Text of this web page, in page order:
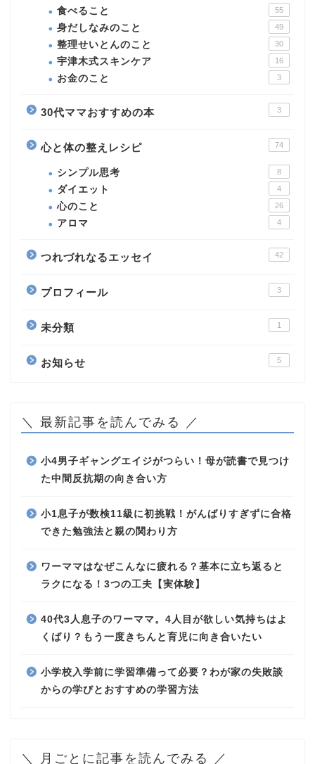
食べること 55
身だしなみのこと 49
整理せいとんのこと 30
宇津木式スキンケア 16
お金のこと 3
30代ママおすすめの本 3
心と体の整えレシピ 74
シンプル思考 8
ダイエット 4
心のこと 26
アロマ 4
つれづれなるエッセイ 42
プロフィール 3
未分類 1
お知らせ 5
＼ 最新記事を読んでみる ／
小4男子ギャングエイジがつらい！母が読書で見つけ
た中間反抗期の向き合い方
小1息子が数検11級に初挑戦！がんばりすぎずに合格
できた勉強法と親の関わり方
ワーママはなぜこんなに疲れる？基本に立ち返ると
ラクになる！3つの工夫【実体験】
40代3人息子のワーママ。4人目が欲しい気持ちはよ
くばり？もう一度きちんと育児に向き合いたい
小学校入学前に学習準備って必要？わが家の失敗談
からの学びとおすすめの学習方法
＼ 月ごとに記事を読んでみる ／